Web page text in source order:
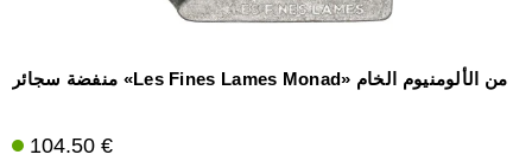
منفضة سجائر «Les Fines Lames Monad» من الألومنيوم الخام
104.50 €